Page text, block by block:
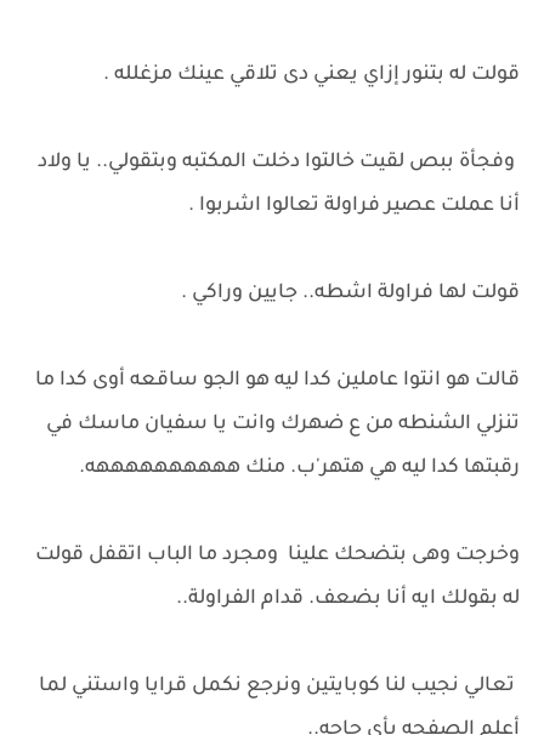
قولت له بتنور إزاي يعني دى تلاقي عينك مزغلله .
وفجأة ببص لقيت خالتوا دخلت المكتبه وبتقولي.. يا ولاد
أنا عملت عصير فراولة تعالوا اشربوا .
قولت لها فراولة اشطه.. جايين وراكي .
قالت هو انتوا عاملين كدا ليه هو الجو ساقعه أوى كدا ما
تنزلي الشنطه من ع ضهرك وانت يا سفيان ماسك في
رقبتها كدا ليه هي هتهر'ب. منك ههههههههههه.
وخرجت وهى بتضحك علينا ومجرد ما الباب اتقفل قولت
له بقولك ايه أنا بضعف. قدام الفراولة..
تعالي نجيب لنا كوبايتين ونرجع نكمل قرايا واستني لما
أعلم الصفحه بأي حاجه..